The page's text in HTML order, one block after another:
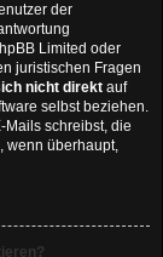
der
Limited oder
juristischen Fragen
nicht direkt auf
selbst beziehen.
Mails schreibst, die
wenn überhaupt,